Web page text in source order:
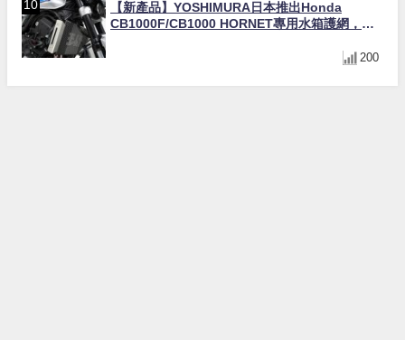
【新產品】YOSHIMURA日本推出Honda
CB1000F/CB1000 HORNET專用水箱護網，六
200